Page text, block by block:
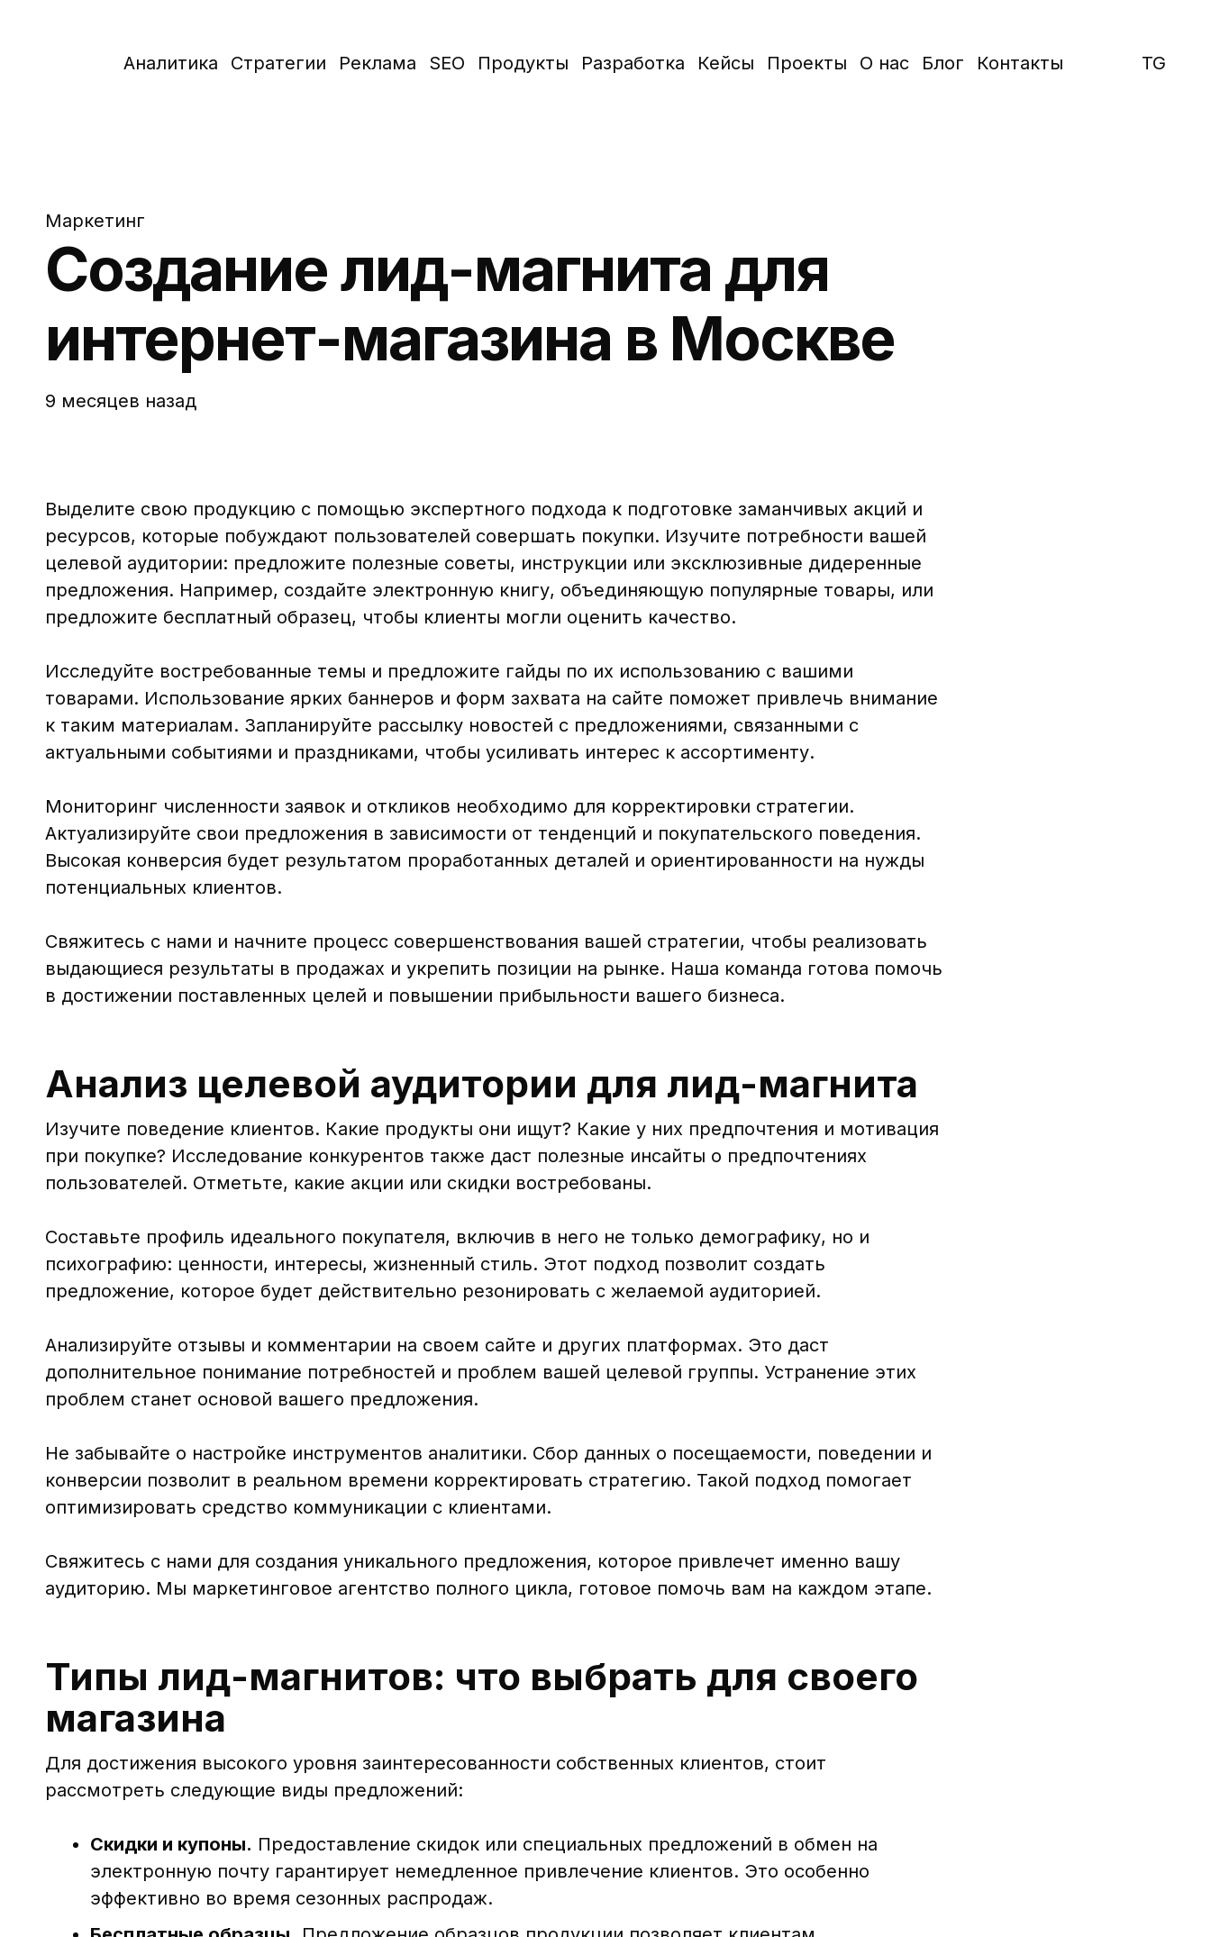
Аналитика Стратегии Реклама SEO Продукты Разработка Кейсы Проекты О нас Блог Контакты TG
Маркетинг
Создание лид-магнита для
интернет-магазина в Москве
9 месяцев назад
Выделите свою продукцию с помощью экспертного подхода к подготовке заманчивых акций и
ресурсов, которые побуждают пользователей совершать покупки. Изучите потребности вашей
целевой аудитории: предложите полезные советы, инструкции или эксклюзивные дидеренные
предложения. Например, создайте электронную книгу, объединяющую популярные товары, или
предложите бесплатный образец, чтобы клиенты могли оценить качество.
Исследуйте востребованные темы и предложите гайды по их использованию с вашими
товарами. Использование ярких баннеров и форм захвата на сайте поможет привлечь внимание
к таким материалам. Запланируйте рассылку новостей с предложениями, связанными с
актуальными событиями и праздниками, чтобы усиливать интерес к ассортименту.
Мониторинг численности заявок и откликов необходимо для корректировки стратегии.
Актуализируйте свои предложения в зависимости от тенденций и покупательского поведения.
Высокая конверсия будет результатом проработанных деталей и ориентированности на нужды
потенциальных клиентов.
Свяжитесь с нами и начните процесс совершенствования вашей стратегии, чтобы реализовать
выдающиеся результаты в продажах и укрепить позиции на рынке. Наша команда готова помочь
в достижении поставленных целей и повышении прибыльности вашего бизнеса.
Анализ целевой аудитории для лид-магнита
Изучите поведение клиентов. Какие продукты они ищут? Какие у них предпочтения и мотивация
при покупке? Исследование конкурентов также даст полезные инсайты о предпочтениях
пользователей. Отметьте, какие акции или скидки востребованы.
Составьте профиль идеального покупателя, включив в него не только демографику, но и
психографию: ценности, интересы, жизненный стиль. Этот подход позволит создать
предложение, которое будет действительно резонировать с желаемой аудиторией.
Анализируйте отзывы и комментарии на своем сайте и других платформах. Это даст
дополнительное понимание потребностей и проблем вашей целевой группы. Устранение этих
проблем станет основой вашего предложения.
Не забывайте о настройке инструментов аналитики. Сбор данных о посещаемости, поведении и
конверсии позволит в реальном времени корректировать стратегию. Такой подход помогает
оптимизировать средство коммуникации с клиентами.
Свяжитесь с нами для создания уникального предложения, которое привлечет именно вашу
аудиторию. Мы маркетинговое агентство полного цикла, готовое помочь вам на каждом этапе.
Типы лид-магнитов: что выбрать для своего
магазина
Для достижения высокого уровня заинтересованности собственных клиентов, стоит
рассмотреть следующие виды предложений:
Скидки и купоны. Предоставление скидок или специальных предложений в обмен на
электронную почту гарантирует немедленное привлечение клиентов. Это особенно
эффективно во время сезонных распродаж.